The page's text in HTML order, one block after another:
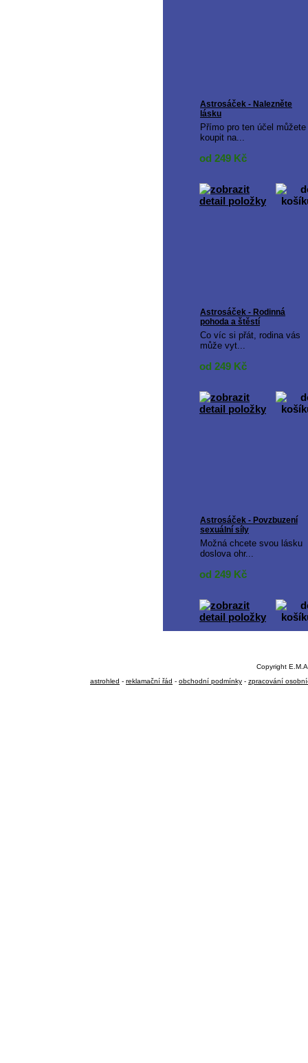
Astrosáček - Nalezněte
lásku
Přímo pro ten účel můžete
koupit na...
od 249 Kč
Astrosáček - Rodinná
pohoda a štěstí
Co víc si přát, rodina vás
může vyt...
od 249 Kč
Astrosáček - Povzbuzení
sexuální síly
Možná chcete svou lásku
doslova ohr...
od 249 Kč
Copyright
astrohled - reklamační řád - obchodní podmínky - zpracování